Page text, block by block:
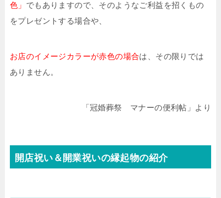
色」 でもありますので、そのようなご利益を招くもの
をプレゼントする場合や、
お店のイメージカラーが赤色の場合は、その限りでは
ありません。
「冠婚葬祭 マナーの便利帖」より
開店祝い＆開業祝いの縁起物の紹介